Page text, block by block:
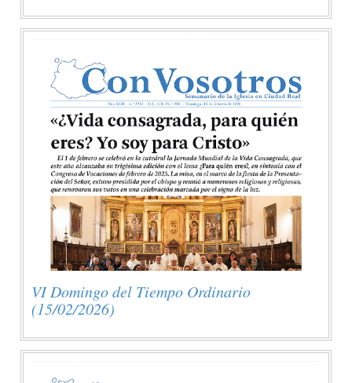
VI Domingo del Tiempo Ordinario
(15/02/2026)